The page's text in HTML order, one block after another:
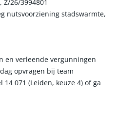
Z/26/3994801
nutsvoorziening stadswarmte,
en verleende vergunningen
opvragen bij team
071 (Leiden, keuze 4) of ga